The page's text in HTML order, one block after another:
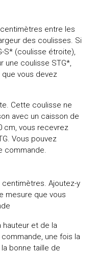
entre les
des coulisses. Si
S* (coulisse étroite),
une coulisse STG*,
vous devez
Cette coulisse ne
avec un caisson de
cm, vous recevrez
Vous pouvez
commande.
Ajoutez-y
mesure que vous
et de la
une fois la
bonne taille de